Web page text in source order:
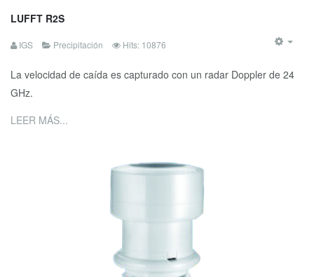
LUFFT R2S
IGS Precipitación Hits: 10876
La velocidad de caída es capturado con un radar Doppler de 24
GHz.
LEER MÁS...